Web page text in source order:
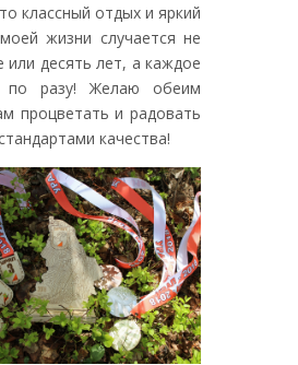
классный отдых и яркий
жизни случается не
или десять лет, а каждое
разу! Желаю обеим
процветать и радовать
качества!